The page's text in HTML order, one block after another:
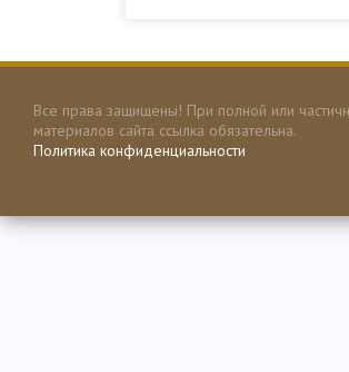
Все права защищены! При полной или
материалов сайта ссылка обязательна.
Политика конфиденциальности